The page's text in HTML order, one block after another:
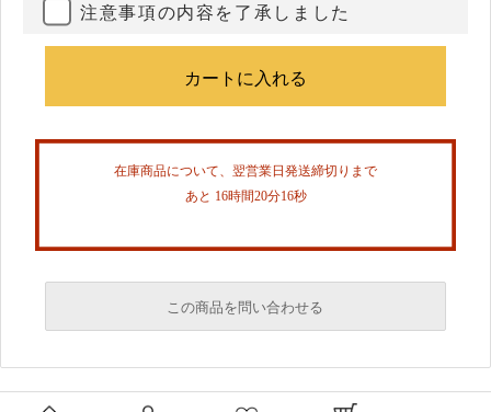
注意事項の内容を了承しました
在庫商品について、翌営業日発送締切りまで
あと 16時間20分15秒
この商品を問い合わせる